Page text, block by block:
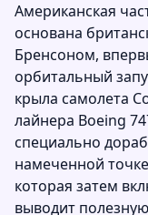
Американская
основана
Бренсоном,
орбитальный
крыла самолета
лайнера Boeing
специально
намеченной
которая затем
выводит